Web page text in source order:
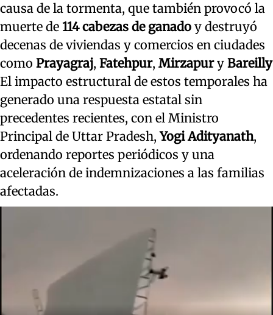
causa de la tormenta, que también provocó la
muerte de 114 cabezas de ganado y destruyó
decenas de viviendas y comercios en ciudades
como Prayagraj, Fatehpur, Mirzapury Bareilly
El impacto estructural de estos temporales ha
generado una respuesta estatal sin
precedentes recientes, con el Ministro
Principal de Uttar Pradesh,Yogi Adityanath,
ordenando reportes periódicos y una
aceleración de indemnizaciones a las familias
afectadas.